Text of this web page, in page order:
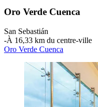
Oro Verde Cuenca
San Sebastián
‐À 16,33 km du centre-ville
Oro Verde Cuenca